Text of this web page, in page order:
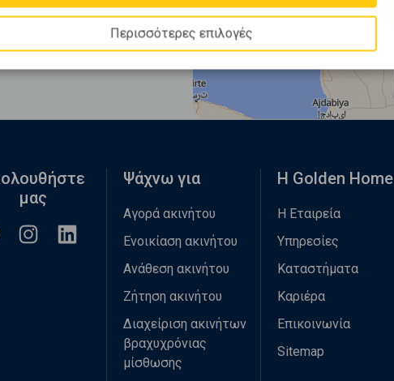
Περισσότερες επιλογές
μας
Ψάχνω για
Αγορά ακινήτου
Ενοικίαση ακινήτου
Ανάθεση ακινήτου
Ζήτηση ακινήτου
Διαχείριση ακινήτων
βραχυχρόνιας
μίσθωσης
Η Golden Home
Η Εταιρεία
Υπηρεσίες
Καταστήματα
Καριέρα
Επικοινωνία
Sitemap